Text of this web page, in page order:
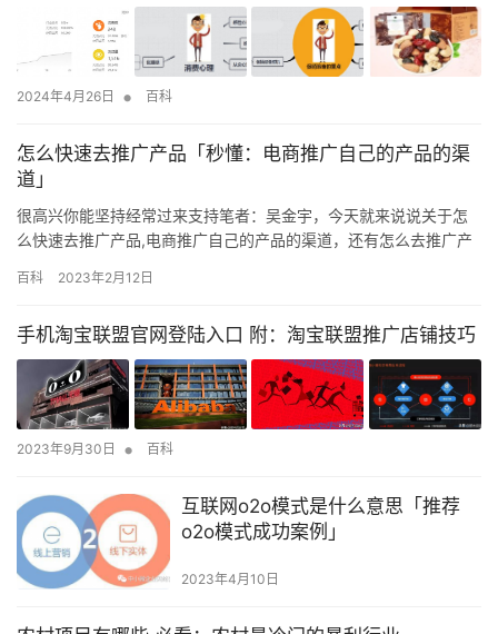
2024年4月26日 • 百科
怎么快速去推广产品「秒懂：电商推广自己的产品的渠
道」
很高兴你能坚持经常过来支持笔者：吴金宇，今天就来说说关于怎
么快速去推广产品,电商推广自己的产品的渠道，还有怎么去推广产
样才能真正理解和掌握！ 产品的质量和体验固然重要，但推广方法
广时，得到的答案总是模棱两可的原因，因为没有人会把自己的“秘
笈”公…
百科 2023年2月12日
手机淘宝联盟官网登陆入口 附：淘宝联盟推广店铺技巧
2023年9月30日 • 百科
互联网o2o模式是什么意思「推荐
o2o模式成功案例」
2023年4月10日